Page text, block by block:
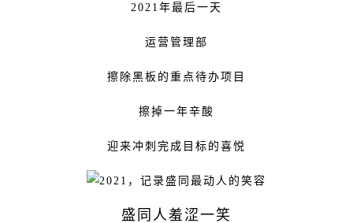
2021年最后一天
运营管理部
擦除黑板的重点待办项目
擦掉一年辛酸
迎来冲刺完成目标的喜悦
盛同人羞涩一笑